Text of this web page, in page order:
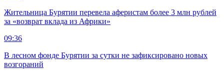
Жительница Бурятии перевела аферистам более 3 млн рублей
за «возврат вклада из Африки»
09:36
В лесном фонде Бурятии за сутки не зафиксировано новых
возгораний